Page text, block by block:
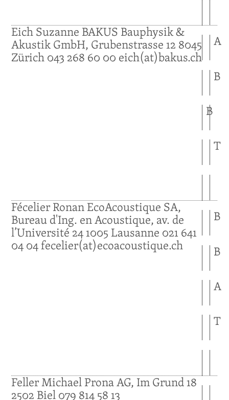
EichSuzanne BAKUS Bauphysik &
Akustik GmbH, Grubenstrasse 12 8045
Zürich043 268 60 00 eich(at)bakus.ch
A
B
B
T
FécelierRonanEcoAcoustique SA,
Bureau d'Ing. en Acoustique, av. de
l’Université 241005 Lausanne 021 641
04 04fecelier(at)ecoacoustique.ch
B
B
A
T
FellerMichaelProna AG, Im Grund 18
2502 Biel079 814 58 13